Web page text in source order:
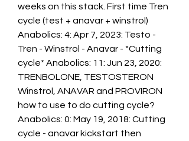
weeks on this stack. First time Tren
cycle (test + anavar + winstrol)
Anabolics: 4: Apr 7, 2023: Testo -
Tren - Winstrol - Anavar - *Cutting
cycle* Anabolics: 11: Jun 23, 2020:
TRENBOLONE, TESTOSTERON
Winstrol, ANAVAR and PROVIRON
how to use to do cutting cycle?
Anabolics: 0: May 19, 2018: Cutting
cycle - anavar kickstart then